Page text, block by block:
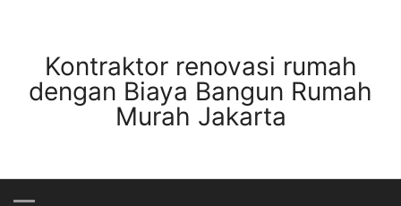
contentKontraktor renovasi rumah
dengan Biaya Bangun Rumah
Murah Jakarta